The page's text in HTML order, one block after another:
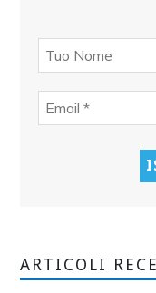
ARTICOLI